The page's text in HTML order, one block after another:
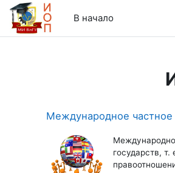
Перейти к основному содержанию
В начало
Международное частное
государств,